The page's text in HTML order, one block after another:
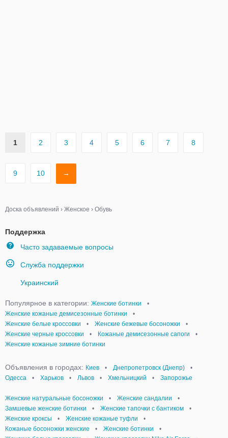
1 2 3 4 5 6 7 8
9 10 →
Доска объявлений › Женское › Обувь
Поддержка
Часто задаваемые вопросы
Служба поддержки
Украинский
Популярное в категории: Женские ботинки
•
Женские кожаные демисезонные ботинки
•
Женские белые кроссовки
• Женские бежевые босоножки
•
Женские черные кроссовки
• Кожаные демисезонные сапоги
•
Женские кожаные зимние ботинки
Объявления в городах: Киев • Днепропетровск (Днепр)
•
Одесса
• Харьков • Львов • Хмельницкий • Запорожье
Женские натуральные босоножки • Женские сандалии
•
Замшевые женские ботинки
• Женские тапочки с бантиком
•
Женские кроксы
• Женские кожаные туфли
•
Кожаные босоножки женские
• Женские ботинки
•